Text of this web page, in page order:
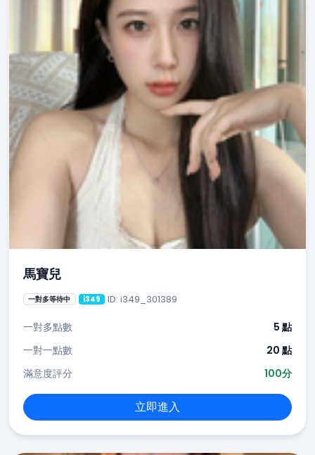
馬寶兒
一對多等待中 i349 ID: i349_301389
一對多點數
5 點
一對一點數
20 點
滿意度評分
100分
立即進入